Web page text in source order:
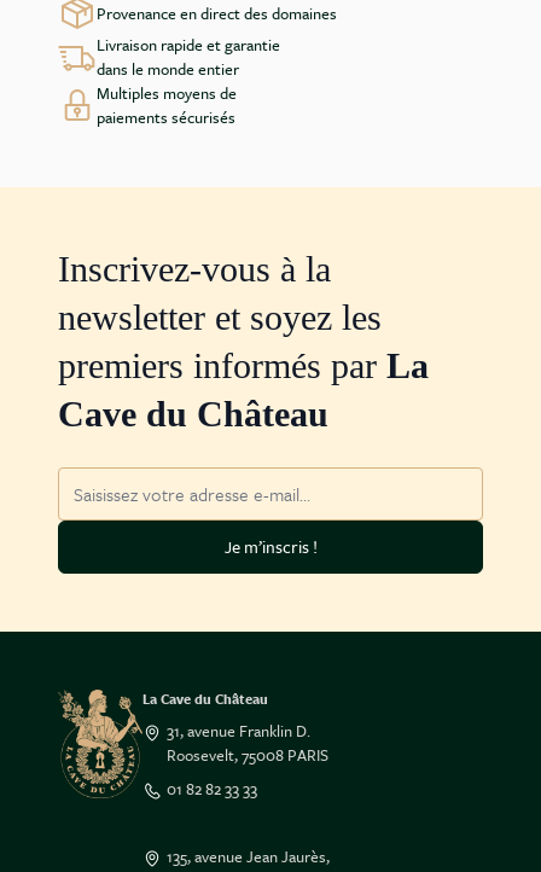
Provenance en direct des domaines
Livraison rapide et garantie
dans le monde entier
Multiples moyens de
paiements sécurisés
Inscrivez-vous à la
newsletter et soyez les
premiers informés par La
Cave du Château
Je m’inscris !
La Cave du Château
31, avenue Franklin D.
Roosevelt, 75008 PARIS
01 82 82 33 33
135, avenue Jean Jaurès,